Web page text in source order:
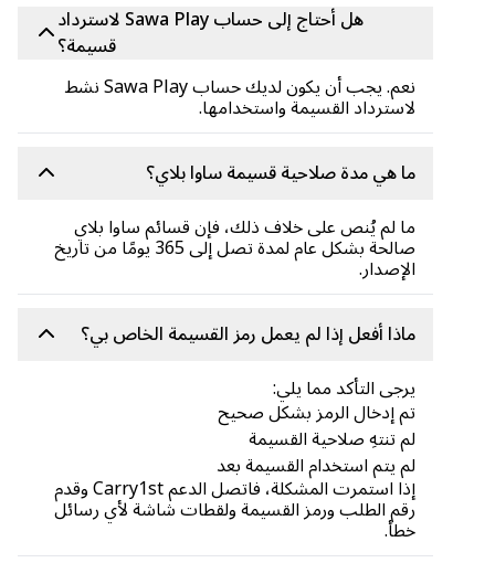
هل أحتاج إلى حساب Sawa Play لاسترداد
قسيمة؟
نعم. يجب أن يكون لديك حساب Sawa Play نشط
لاسترداد القسيمة واستخدامها.
ما هي مدة صلاحية قسيمة ساوا بلاي؟
ما لم يُنص على خلاف ذلك، فإن قسائم ساوا بلاي
صالحة بشكل عام لمدة تصل إلى 365 يومًا من تاريخ
الإصدار.
ماذا أفعل إذا لم يعمل رمز القسيمة الخاص بي؟
يرجى التأكد مما يلي:
تم إدخال الرمز بشكل صحيح
لم تنتهِ صلاحية القسيمة
لم يتم استخدام القسيمة بعد
إذا استمرت المشكلة، فاتصل الدعم Carry1st وقدم
رقم الطلب ورمز القسيمة ولقطات شاشة لأي رسائل